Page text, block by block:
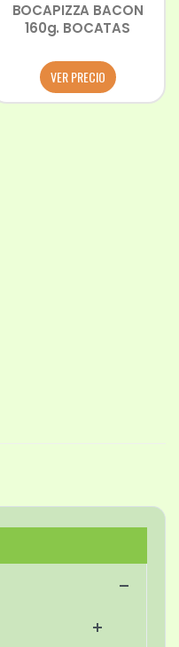
BOCAPIZZA BACON
160g. BOCATAS
VER PRECIO